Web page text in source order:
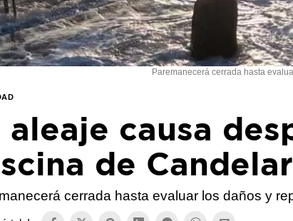
Paremanecerá cerrada hasta
aleaje causa
de
cerrada hasta evaluar los daños y